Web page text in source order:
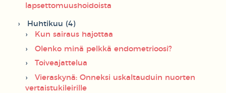
lapsettomuushoidoista
Huhtikuu (4)
Kun sairaus hajottaa
Olenko minä pelkkä endometrioosi?
Toiveajattelua
Vieraskynä: Onneksi uskaltauduin nuorten
vertaistukileirille